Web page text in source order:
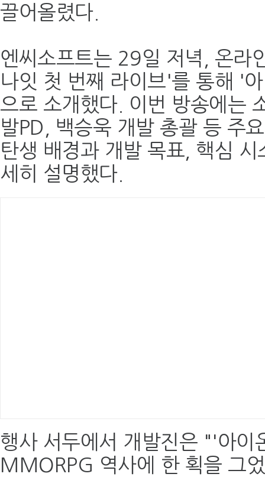
끌어올렸다.
엔씨소프트는 29일 저녁, 온라
나잇 첫 번째 라이브'를 통해 '
으로 소개했다. 이번 방송에는
발PD, 백승욱 개발 총괄 등 주
탄생 배경과 개발 목표, 핵심
세히 설명했다.
행사 서두에서 개발진은 "'아
MMORPG 역사에 한 획을 그